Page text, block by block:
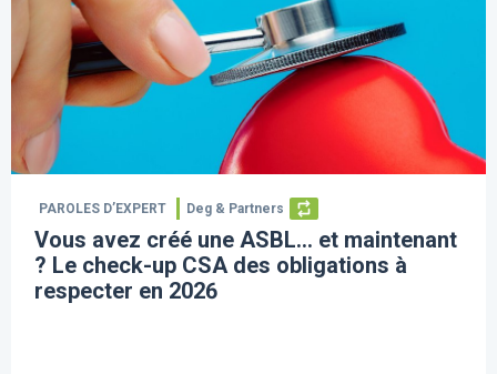
PAROLES D’EXPERT Deg & Partners
Vous avez créé une ASBL… et maintenant
? Le check-up CSA des obligations à
respecter en 2026